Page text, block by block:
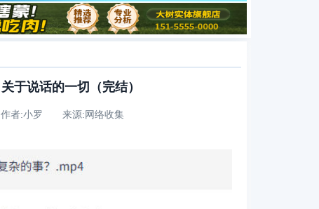
于说话的一切（完结）
者:小罗 来源:网络收集